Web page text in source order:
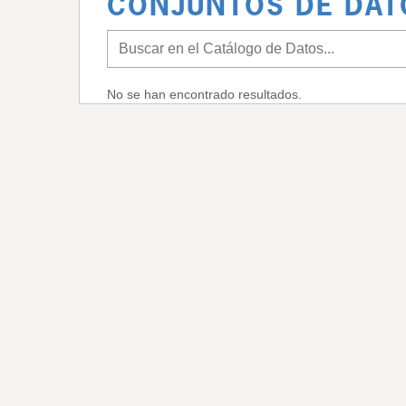
CONJUNTOS DE
No se han encontrado resultados.